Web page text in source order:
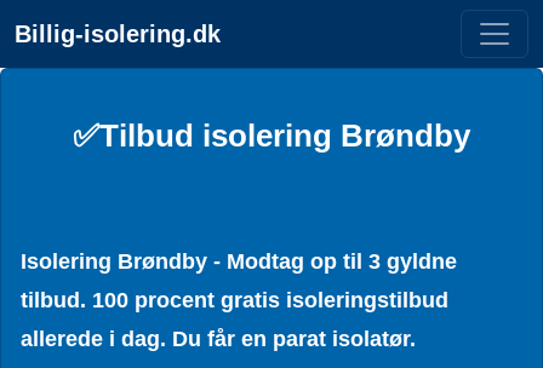
Billig-isolering.dk
✅Tilbud isolering Brøndby
Isolering Brøndby - Modtag op til 3 gyldne
tilbud. 100 procent gratis isoleringstilbud
allerede i dag. Du får en parat isolatør.